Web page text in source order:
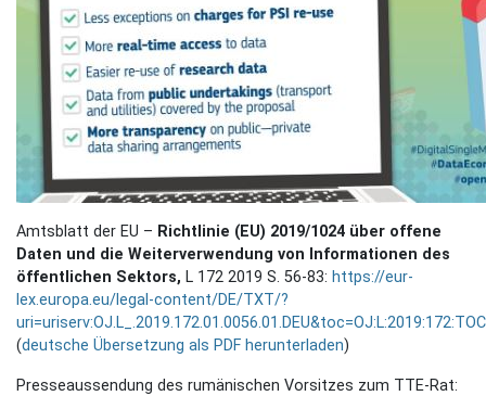
Amtsblatt der EU – Richtlinie (EU) 2019/1024 über offene
Daten und die Weiterverwendung von Informationen des
öffentlichen Sektors, L 172 2019 S. 56-83: https://eur-
lex.europa.eu/legal-content/DE/TXT/?
uri=uriserv:OJ.L_.2019.172.01.0056.01.DEU&toc=OJ:L:2019:172:TOC
(deutsche Übersetzung als PDF herunterladen)
Presseaussendung des rumänischen Vorsitzes zum TTE-Rat: